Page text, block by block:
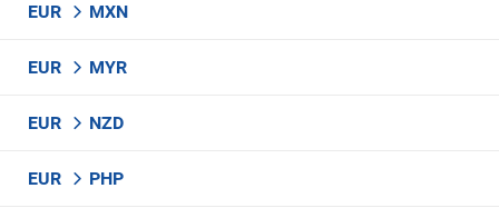
EUR MXN
EUR MYR
EUR NZD
EUR PHP